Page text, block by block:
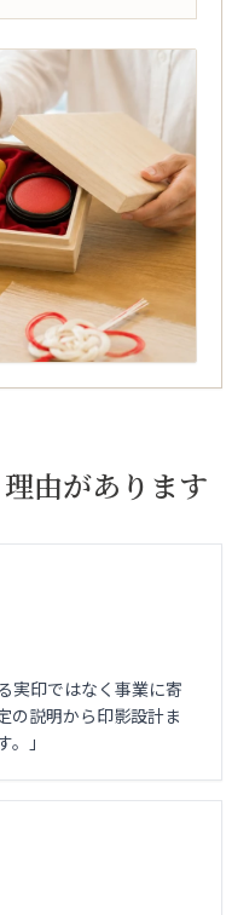
由があります
実印ではなく事業に寄
の説明から印影設計ま
」